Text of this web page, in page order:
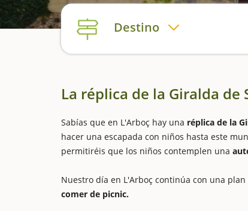
Destino
La réplica de la Giralda de
Sabías que en L'Arboç hay una réplica de la
hacer una escapada con niños hasta este
permitiréis que los niños contemplen una
Nuestro día en L'Arboç continúa con una
comer de picnic.